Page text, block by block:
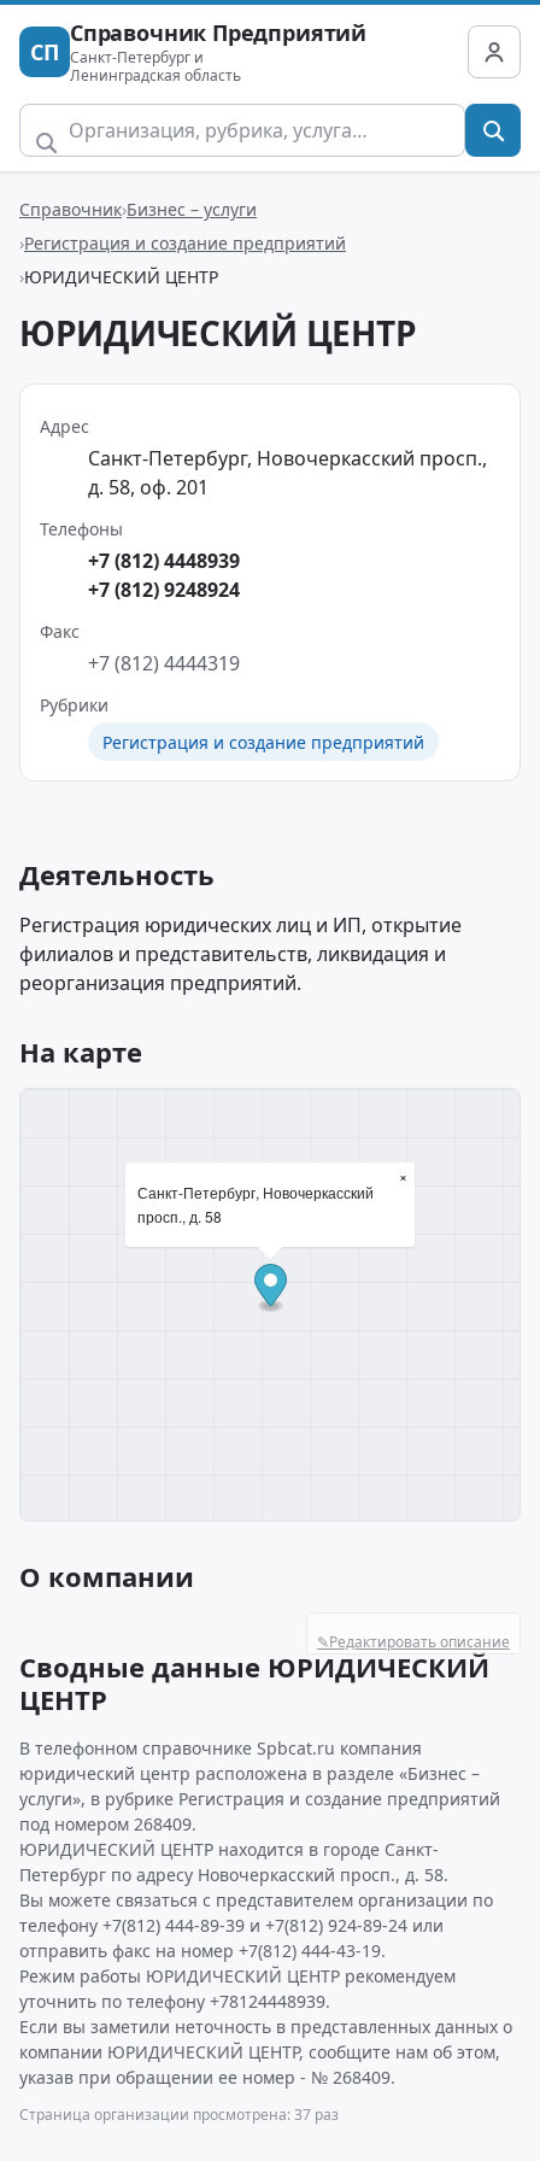
СП
Справочник Предприятий
Санкт-Петербург и
Ленинградская область
Справочник Бизнес – услуги
Регистрация и создание предприятий
ЮРИДИЧЕСКИЙ ЦЕНТР
ЮРИДИЧЕСКИЙ ЦЕНТР
Адрес
Санкт-Петербург, Новочеркасский просп.,
д. 58, оф. 201
Телефоны
+7 (812) 4448939
+7 (812) 9248924
Факс
+7 (812) 4444319
Рубрики
Регистрация и создание предприятий
Деятельность
Регистрация юридических лиц и ИП, открытие
филиалов и представительств, ликвидация и
реорганизация предприятий.
На карте
Санкт-Петербург, Новочеркасский
просп., д. 58
×
О компании
✎Редактировать описание
Сводные данные ЮРИДИЧЕСКИЙ
ЦЕНТР
В телефонном справочнике Spbcat.ru компания
юридический центр расположена в разделе «Бизнес –
услуги», в рубрике Регистрация и создание предприятий
под номером 268409.
ЮРИДИЧЕСКИЙ ЦЕНТР находится в городе Санкт-
Петербург по адресу Новочеркасский просп., д. 58.
Вы можете связаться с представителем организации по
телефону +7(812) 444-89-39 и +7(812) 924-89-24 или
отправить факс на номер +7(812) 444-43-19.
Режим работы ЮРИДИЧЕСКИЙ ЦЕНТР рекомендуем
уточнить по телефону +78124448939.
Если вы заметили неточность в представленных данных о
компании ЮРИДИЧЕСКИЙ ЦЕНТР, сообщите нам об этом,
указав при обращении ее номер - № 268409.
Страница организации просмотрена: 37 раз